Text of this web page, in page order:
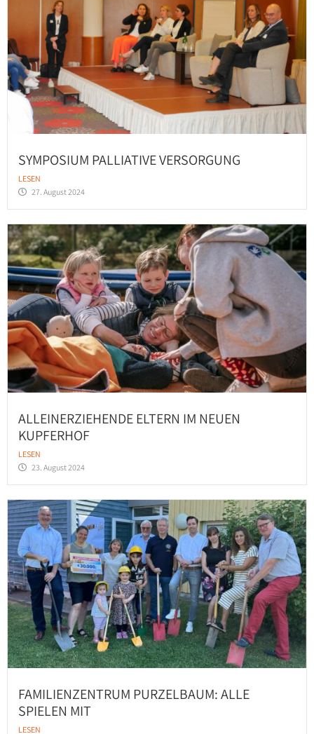
SYMPOSIUM PALLIATIVE VERSORGUNG
LESEN
27. August 2024
ALLEINERZIEHENDE ELTERN IM NEUEN
KUPFERHOF
LESEN
23. August 2024
FAMILIENZENTRUM PURZELBAUM: ALLE
SPIELEN MIT
LESEN